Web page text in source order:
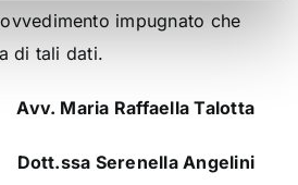
impugnato che
di tali dati.
Avv. Maria Raffaella Talotta
Dott.ssa Serenella Angelini